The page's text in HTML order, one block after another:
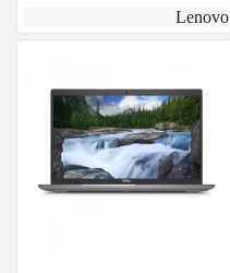
Lenovo